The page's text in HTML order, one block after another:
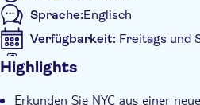
Sprache:Englisch
Verfügbarkeit: Freitags und
Digitale Tickets
Highlights
Erkunden Sie NYC aus einer